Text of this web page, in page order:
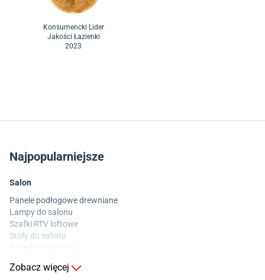
Konsumencki Lider
Jakości Łazienki
2023
Najpopularniejsze
Salon
Panele podłogowe drewniane
Lampy do salonu
Szafki RTV loftowe
Stoły do salonu
Zobacz więcej